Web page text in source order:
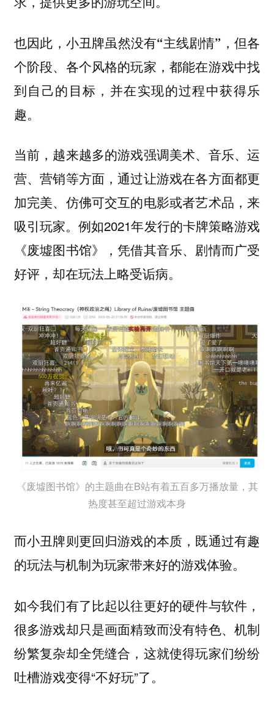
也因此，小丑牌虽然没有“主线剧情”，但各
个阶段、各个风格的玩家，都能在游戏中找
到自己的目标，并在实现的过程中获得乐
趣。
当前，越来越多的游戏强调美术、音乐、运
营、营销等方面，通过让游戏在各方面都更
加完美、仿佛可交互的电影或者艺术品，来
吸引玩家。例如2021年发行的卡牌策略游戏
《废墟图书馆》，凭借其音乐、剧情而广受
好评，却在玩法上略受诟病。
《废墟图书馆》的主题曲在B站有着五百多万播放量，其
热度甚至超过游戏本身
而小丑牌则更回归游戏的本质，既通过有趣
的玩法与机制为玩家带来好的游戏体验。
如今我们有了比起以往更好的硬件与软件，
很多游戏却只是画面精致而没有特色、机制
纷繁复杂却全凭缝合，这就使得玩家们纷纷
吐槽游戏变得“不好玩”了。